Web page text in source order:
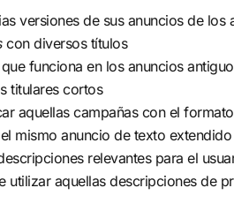
versiones de sus anuncios de los
con diversos títulos
funciona en los anuncios
titulares cortos
aquellas campañas con el
mismo anuncio de texto
relevantes para el
utilizar aquellas descripciones de